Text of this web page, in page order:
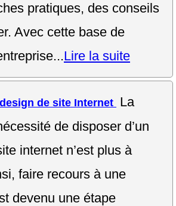
pratiques, des conseils
Avec cette base de
Lire la suite
design de site Internet La
de disposer d’un
internet n’est plus à
faire recours à une
devenu une étape